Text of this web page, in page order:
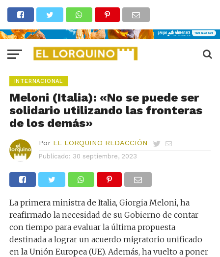
INTERNACIONAL
Meloni (Italia): «No se puede ser
solidario utilizando las fronteras
de los demás»
Por EL LORQUINO REDACCIÓN
Publicado: 30 septiembre, 2023
La primera ministra de Italia, Giorgia Meloni, ha
reafirmado la necesidad de su Gobierno de contar
con tiempo para evaluar la última propuesta
destinada a lograr un acuerdo migratorio unificado
en la Unión Europea (UE). Además, ha vuelto a poner